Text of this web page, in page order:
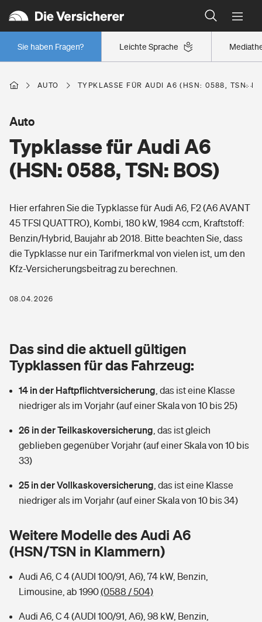
Leichte Sprache
Sie haben Fragen?
Wer versichert was: Jetzt Versicherer finden
Regionalklassen: So ist Ihre Region eingestuft
Wer versichert was: Jetzt Versicherer finden
Berufsunfähigkeitsversicherung
Erwerbsunfähigkeitsversicherung
Grundfähigkeitsversicherung
Arbeitsrechtsschutz
Berufshaftpflichtversicherung
Zur Übersicht
Tools
Wer versichert was: Jetzt Versicherer finden
Sie haben Fragen?
Wohnen
Elementarversicherung
Glasversicherung
Mietkautionsversicherung
Restkreditversicherung
Hochwasser-Check: Wie gefährdet ist Ihr Haus?
Wer versichert was: Jetzt Versicherer finden
Sie haben Fragen?
Freizeit
Pri­vate Haft­pflicht­
Kinderunfall­ver­si­che­rung
Kinderinvalidität
Reiseversicherung
Hundehalter-Haftpflicht
Private Cyberversicherung
Musikinstrumentenversicherung
Zur Übersicht
Gesundheit
Private Krankenversicherung
Dread-Disease-Versicherung
Tierkrankenversicherung
Tools
Wer versichert was: Jetzt Versicherer finden
Sie haben Fragen?
Rentenrechner: Wie viel Geld bekomme ich im Alter?
AUTO TYPKLASSE FÜR AUDI A6 (HSN: 0588, TSN:
Typklasse für Audi A6
(HSN: 0588, TSN: BOS)
Auto
Hier erfahren Sie die Typklasse für Audi A6, F2 (A6 AVANT
45 TFSI QUATTRO), Kombi, 180 kW, 1984 ccm, Kraftstoff:
Benzin/Hybrid, Baujahr ab 2018. Bitte beachten Sie, dass
die Typklasse nur ein Tarifmerkmal von vielen ist, um den
Kfz-Versicherungsbeitrag zu berechnen.
08.04.2026
Das sind die aktuell gültigen
Typklassen für das Fahrzeug:
14 in der Haftpflichtversicherung das ist eine Klasse
niedriger als im Vorjahr (auf einer Skala von 10 bis 25)
26 in der Teilkaskoversicherung das ist gleich
geblieben gegenüber Vorjahr (auf einer Skala von 10 bis
33)
25 in der Vollkaskoversicherung das ist eine Klasse
niedriger als im Vorjahr (auf einer Skala von 10 bis 34)
Weitere Modelle des Audi A6
(HSN/TSN in Klammern)
Audi A6, C 4 (AUDI 100/91, A6), 74 kW, Benzin,
Limousine, ab 1990(0588 / 504)
Audi A6, C 4 (AUDI 100/91, A6), 98 kW, Benzin,